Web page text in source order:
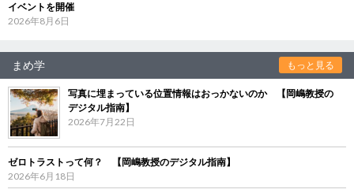
イベントを開催
2026年8月6日
まめ学 もっと見る
写真に埋まっている位置情報はおっかないのか 【岡嶋教授の
デジタル指南】
2026年7月22日
ゼロトラストって何？ 【岡嶋教授のデジタル指南】
2026年6月18日